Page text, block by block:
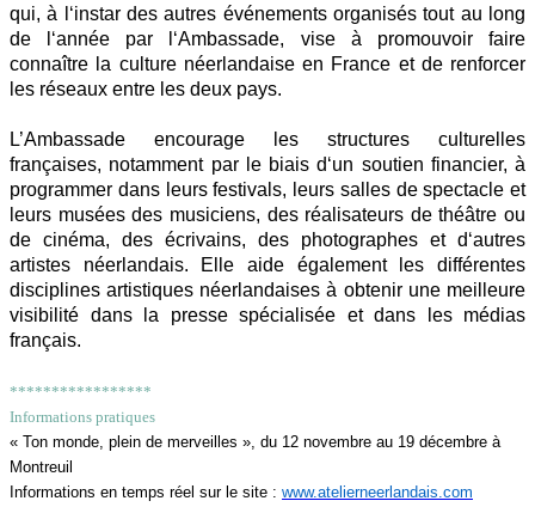
qui, à l ‘instar des autres événements organisés tout au long
de l ‘année par l ‘Ambassade, vise à promouvoir faire
connaître la culture néerlandaise en France et de renforcer
les réseaux entre les deux pays.
L’Ambassade encourage les structures culturelles
françaises, notamment par le biais d‘un soutien financier, à
programmer dans leurs festivals, leurs salles de spectacle et
leurs musées des musiciens, des réalisateurs de théâtre ou
de cinéma, des écrivains, des photographes et d‘autres
artistes néerlandais. Elle aide également les différentes
disciplines artistiques néerlandaises à obtenir une meilleure
visibilité dans la presse spécialisée et dans les médias
français.
*****************
Informations pratiques
« Ton monde, plein de merveilles », du 12 novembre au 19 décembre à
Montreuil
Informations en temps réel sur le site : www.atelierneerlandais.com